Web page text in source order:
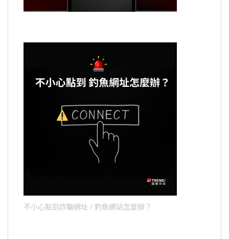
不小心點到詐騙網址 / 釣魚網站怎麼辦？